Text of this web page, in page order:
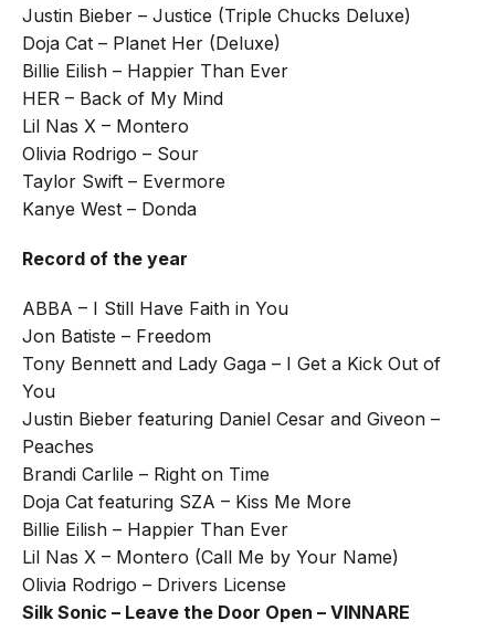
Justin Bieber – Justice (Triple Chucks Deluxe)
Doja Cat – Planet Her (Deluxe)
Billie Eilish – Happier Than Ever
HER – Back of My Mind
Lil Nas X – Montero
Olivia Rodrigo – Sour
Taylor Swift – Evermore
Kanye West – Donda
Record of the year
ABBA – I Still Have Faith in You
Jon Batiste – Freedom
Tony Bennett and Lady Gaga – I Get a Kick Out of
You
Justin Bieber featuring Daniel Cesar and Giveon –
Peaches
Brandi Carlile – Right on Time
Doja Cat featuring SZA – Kiss Me More
Billie Eilish – Happier Than Ever
Lil Nas X – Montero (Call Me by Your Name)
Olivia Rodrigo – Drivers License
Silk Sonic – Leave the Door Open – VINNARE